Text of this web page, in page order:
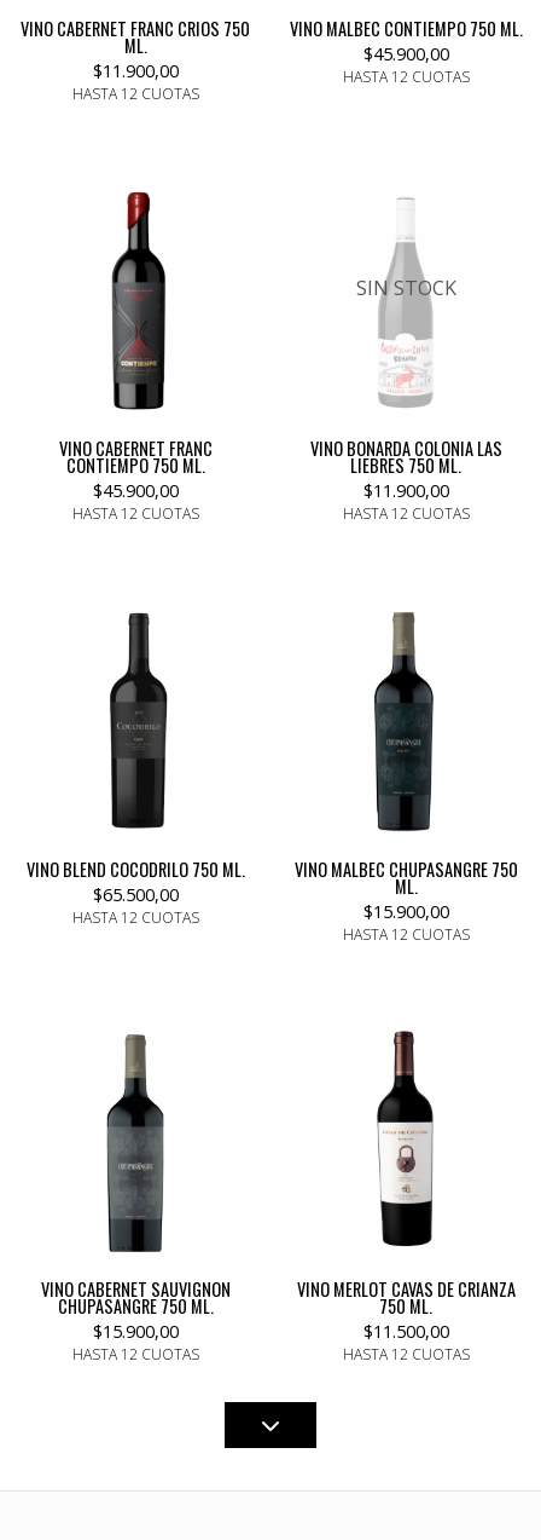
VINO CABERNET FRANC CRIOS 750
ML.
$11.900,00
HASTA 12 CUOTAS
VINO MALBEC CONTIEMPO 750 ML.
$45.900,00
HASTA 12 CUOTAS
VINO CABERNET FRANC
CONTIEMPO 750 ML.
$45.900,00
HASTA 12 CUOTAS
SIN STOCK
VINO BONARDA COLONIA LAS
LIEBRES 750 ML.
$11.900,00
HASTA 12 CUOTAS
VINO BLEND COCODRILO 750 ML.
$65.500,00
HASTA 12 CUOTAS
VINO MALBEC CHUPASANGRE 750
ML.
$15.900,00
HASTA 12 CUOTAS
VINO CABERNET SAUVIGNON
CHUPASANGRE 750 ML.
$15.900,00
HASTA 12 CUOTAS
VINO MERLOT CAVAS DE CRIANZA
750 ML.
$11.500,00
HASTA 12 CUOTAS